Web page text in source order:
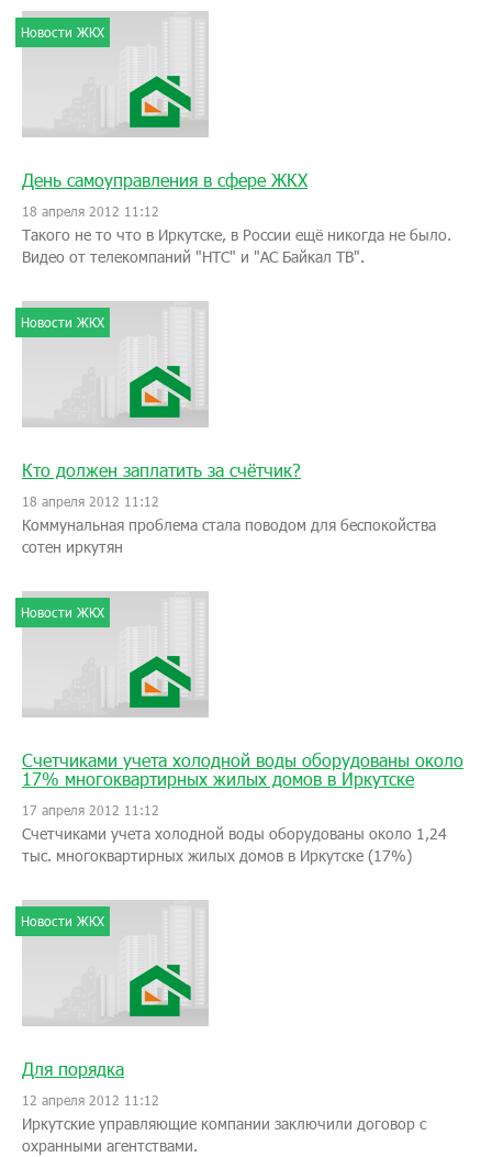
Новости ЖКХ
День самоуправления в сфере ЖКХ
18 апреля 2012 11:12
Такого не то что в Иркутске, в России ещё никогда не было.
Видео от телекомпаний "НТС" и "АС Байкал ТВ".
Новости ЖКХ
Кто должен заплатить за счётчик?
18 апреля 2012 11:12
Коммунальная проблема стала поводом для беспокойства
сотен иркутян
Новости ЖКХ
Счетчиками учета холодной воды оборудованы около
17% многоквартирных жилых домов в Иркутске
17 апреля 2012 11:12
Счетчиками учета холодной воды оборудованы около 1,24
тыс. многоквартирных жилых домов в Иркутске (17%)
Новости ЖКХ
Для порядка
12 апреля 2012 11:12
Иркутские управляющие компании заключили договор с
охранными агентствами.